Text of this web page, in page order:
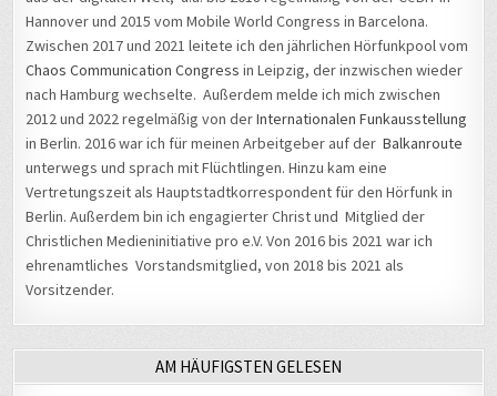
Hannover und 2015 vom Mobile World Congress in Barcelona.
Zwischen 2017 und 2021 leitete ich den jährlichen Hörfunkpool vom
Chaos Communication Congress in Leipzig, der inzwischen wieder
nach Hamburg wechselte. Außerdem melde ich mich zwischen
2012 und 2022 regelmäßig von derInternationalen Funkausstellung
in Berlin. 2016 war ich für meinen Arbeitgeber auf derBalkanroute
unterwegs und sprach mit Flüchtlingen. Hinzu kam eine
Vertretungszeit als Hauptstadtkorrespondent für den Hörfunk in
Berlin. Außerdem bin ich engagierter Christ und Mitglied der
Christlichen Medieninitiative pro e.V. Von 2016 bis 2021 war ich
ehrenamtliches Vorstandsmitglied, von 2018 bis 2021 als
Vorsitzender.
AM HÄUFIGSTEN GELESEN